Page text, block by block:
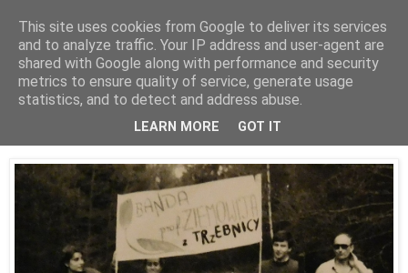
01 czerwca 2016
Zjazd klasowy - 28 lat po maturze:))
This site uses cookies from Google to deliver its services
and to analyze traffic. Your IP address and user-agent are
shared with Google along with performance and security
metrics to ensure quality of service, generate usage
statistics, and to detect and address abuse.
LEARN MORE GOT IT